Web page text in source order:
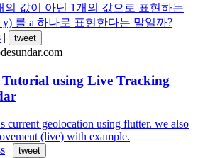
의 값이 아닌 1개의 값으로 표현하는
를 a 하나로 표현한다는 말일까?
|
tweet
using Live Tracking
current geolocation using flutter. we also
(live) with example.
|
tweet